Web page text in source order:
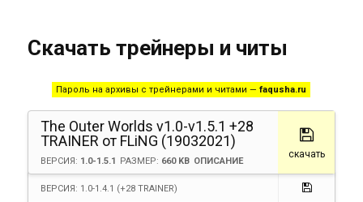
Скачать трейнеры и читы
Пароль на архивы с трейнерами и читами —faqusha.ru
The Outer Worlds v1.0-v1.5.1 +28
TRAINER от FLiNG (19032021)
ВЕРСИЯ: 1.0-1.5.1 РАЗМЕР: 660 KB ОПИСАНИЕ
скачать
ВЕРСИЯ: 1.0-1.4.1 (+28 TRAINER)